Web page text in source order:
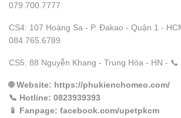
079.700.7777
CS4: 107 Hoàng Sa - P. Đakao - Quận 1 -
084.765.6789
CS5: 88 Nguyễn Khang - Trung Hòa - HN -
🌐Website: https://phukienchomeo.com/
📞 Hotline: 0823939393
📱 Fanpage: facebook.com/upetpkcm